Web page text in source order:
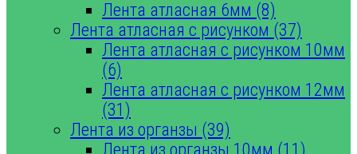
Лента атласная 6мм (8)
Лента атласная с рисунком (37)
Лента атласная с рисунком 10мм
(6)
Лента атласная с рисунком 12мм
(31)
Лента из органзы (39)
Лента из органзы 10мм (11)